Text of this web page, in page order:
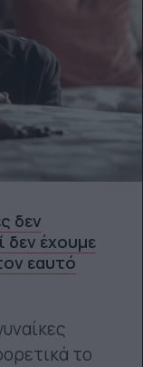
δεν
δεν έχουμε
εαυτό
το